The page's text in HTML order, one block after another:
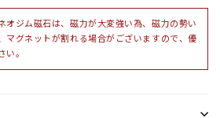
オジム磁石は、磁力が大変強い為、磁力の勢い
マグネットが割れる場合がございますので、優
。